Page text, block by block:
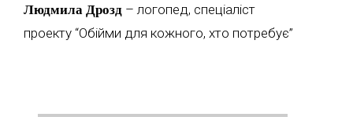
Людмила Дрозд – логопед, спеціаліст
проекту “Обійми для кожного, хто потребує”